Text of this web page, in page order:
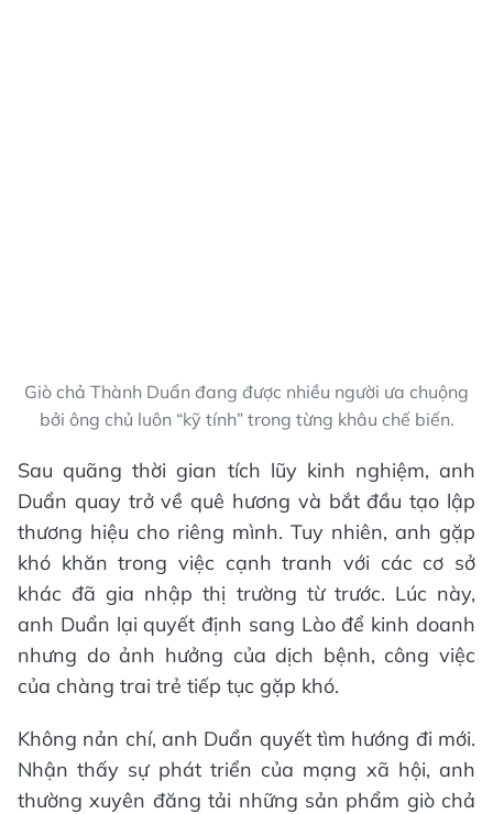
Giò chả Thành Duẩn đang được nhiều người ưa chuộng
bởi ông chủ luôn “kỹ tính” trong từng khâu chế biến.
Sau quãng thời gian tích lũy kinh nghiệm, anh
Duẩn quay trở về quê hương và bắt đầu tạo lập
thương hiệu cho riêng mình. Tuy nhiên, anh gặp
khó khăn trong việc cạnh tranh với các cơ sở
khác đã gia nhập thị trường từ trước. Lúc này,
anh Duẩn lại quyết định sang Lào để kinh doanh
nhưng do ảnh hưởng của dịch bệnh, công việc
của chàng trai trẻ tiếp tục gặp khó.
Không nản chí, anh Duẩn quyết tìm hướng đi mới.
Nhận thấy sự phát triển của mạng xã hội, anh
thường xuyên đăng tải những sản phẩm giò chả